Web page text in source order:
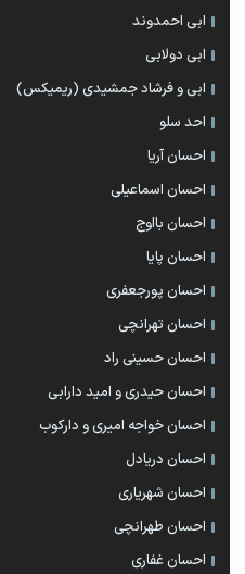
ابی احمدوند
ابی دولابی
ابی و فرشاد جمشیدی (ریمیکس)
احد سلو
احسان آریا
احسان اسماعیلی
احسان بااوج
احسان پایا
احسان پورجعفری
احسان تهرانچی
احسان حسینی راد
احسان حیدری و امید دارابی
احسان خواجه امیری و دارکوب
احسان دریادل
احسان شهریاری
احسان طهرانچی
احسان غفاری